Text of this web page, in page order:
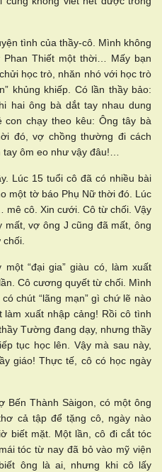
tình của thầy-cô. Mình không
Phan Thiết một thời… Mấy bạn
học trò, nhăn nhó với học trò
khủng khiếp. Có lần thầy bảo:
hai ông bà dắt tay nhau dung
chạy theo kêu: Ông tây bà
đó, vợ chồng thường đi cách
tay ôm eo như vậy đâu!…
Lúc 15 tuổi cô đã có nhiều bài
một tờ báo Phụ Nữ thời đó. Lúc
cô. Xin cưới. Cô từ chối. Vậy
mất, vợ ông J cũng đã mất, ông
“đại gia” giàu có, làm xuất
Cô cương quyết từ chối. Mình
chút “lãng mạn” gì chứ lẽ nào
xuất nhập cảng! Rồi cô tình
Tường đang dạy, nhưng thầy
tục học lên. Vậy mà sau này,
giáo! Thực tế, cô có học ngày
Bến Thành Sàigon, có một ông
cả tập để tặng cô, ngày nào
biết mặt. Một lần, cô đi cắt tóc
tóc từ nay đã bỏ vào mỹ viện
ông là ai, nhưng khi cô lấy